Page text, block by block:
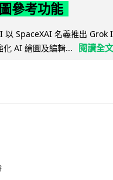
參考功能
以 SpaceXAI 名義推出 Grok
AI 繪圖及編輯...
閱讀全文